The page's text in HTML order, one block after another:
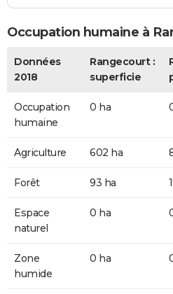
Occupation humaine à
Données
2018
Rangecourt :
superficie
Occupation
humaine
0 ha
Agriculture 602 ha
Forêt 93 ha
Espace
naturel
0 ha
Zone
humide
0 ha